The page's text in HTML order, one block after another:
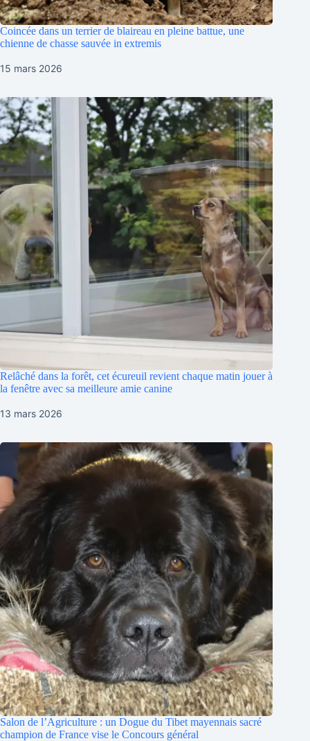
Coincée dans un terrier de blaireau en pleine battue, une
chienne de chasse sauvée in extremis
15 mars 2026
Relâché dans la forêt, cet écureuil revient chaque matin jouer à
la fenêtre avec sa meilleure amie canine
13 mars 2026
Salon de l’Agriculture : un Dogue du Tibet mayennais sacré
champion de France vise le Concours général